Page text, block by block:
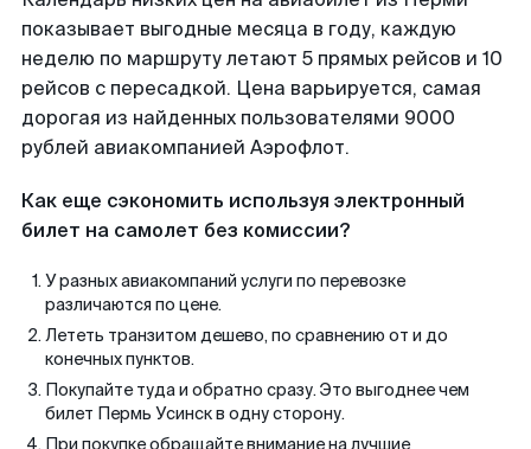
показывает выгодные месяца в году, каждую
неделю по маршруту летают 5 прямых рейсов и 10
рейсов с пересадкой. Цена варьируется, самая
дорогая из найденных пользователями 9000
рублей авиакомпанией Аэрофлот.
Как еще сэкономить используя электронный
билет на самолет без комиссии?
У разных авиакомпаний услуги по перевозке
различаются по цене.
Лететь транзитом дешево, по сравнению от и до
конечных пунктов.
Покупайте туда и обратно сразу. Это выгоднее чем
билет Пермь Усинск в одну сторону.
При покупке обращайте внимание на лучшие